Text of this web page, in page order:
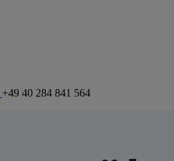
+49 40 284 841 564